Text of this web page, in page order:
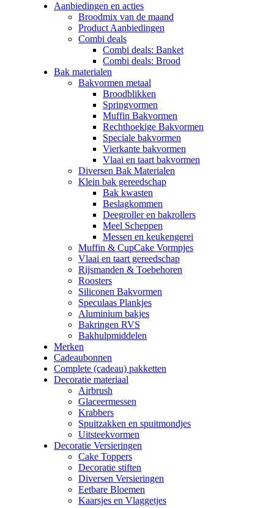
Aanbiedingen en acties
Broodmix van de maand
Product Aanbiedingen
Combi deals
Combi deals: Banket
Combi deals: Brood
Bak materialen
Bakvormen metaal
Broodblikken
Springvormen
Muffin Bakvormen
Rechthoekige Bakvormen
Speciale bakvormen
Vierkante bakvormen
Vlaai en taart bakvormen
Diversen Bak Materialen
Klein bak gereedschap
Bak kwasten
Beslagkommen
Deegroller en bakrollers
Meel Scheppen
Messen en keukengerei
Muffin & CupCake Vormpjes
Vlaai en taart gereedschap
Rijsmanden & Toebehoren
Roosters
Siliconen Bakvormen
Speculaas Plankjes
Aluminium bakjes
Bakringen RVS
Bakhulpmiddelen
Merken
Cadeaubonnen
Complete (cadeau) pakketten
Decoratie materiaal
Airbrush
Glaceermessen
Krabbers
Spuitzakken en spuitmondjes
Uitsteekvormen
Decoratie Versieringen
Cake Toppers
Decoratie stiften
Diversen Versieringen
Eetbare Bloemen
Kaarsjes en Vlaggetjes